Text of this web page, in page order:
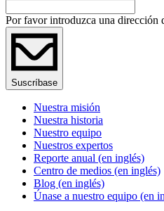
Por favor introduzca una dirección
Suscríbase
Nuestra misión
Nuestra historia
Nuestro equipo
Nuestros expertos
Reporte anual (en inglés)
Centro de medios (en inglés)
Blog (en inglés)
Únase a nuestro equipo (en